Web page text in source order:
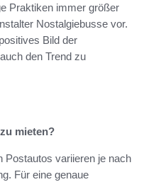
Praktiken immer größer
Nostalgiebusse vor.
Bild der
den Trend zu
mieten?
Postautos variieren je nach
Für eine genaue